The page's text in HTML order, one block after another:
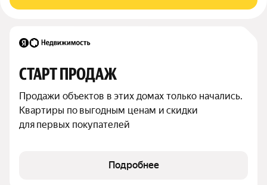
СТАРТ ПРОДАЖ
Продажи объектов в этих домах только начались.
Квартиры по выгодным ценам и скидки
для первых покупателей
Подробнее